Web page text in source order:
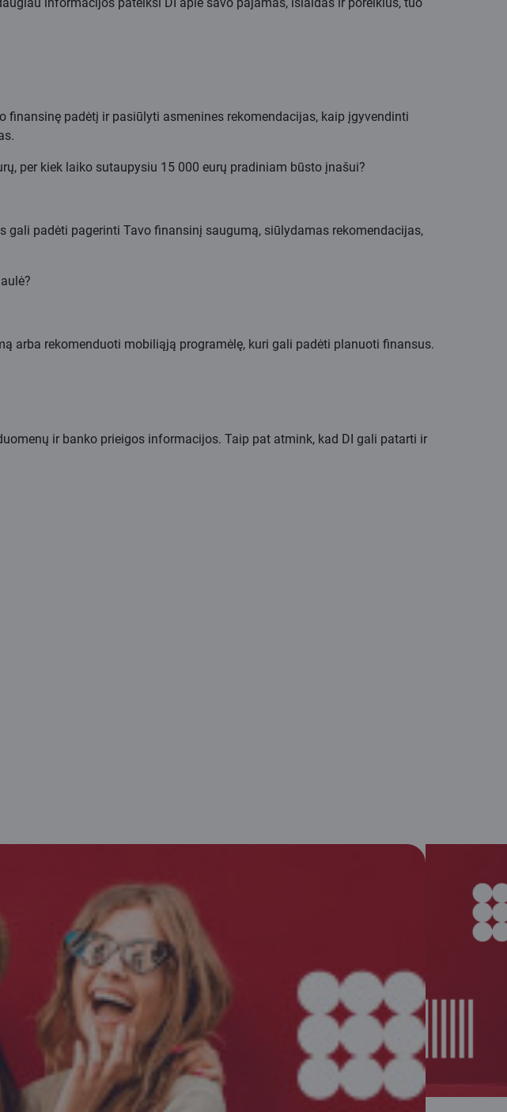
padėtį ir pasiūlyti asmenines rekomendacijas, kaip įgyvendinti
per kiek laiko sutaupysiu 15 000 eurų pradiniam būsto įnašui?
padėti pagerinti Tavo finansinį saugumą, siūlydamas rekomendacijas,
arba rekomenduoti mobiliąją programėlę, kuri gali padėti planuoti finansus.
ir banko prieigos informacijos. Taip pat atmink, kad DI gali patarti ir